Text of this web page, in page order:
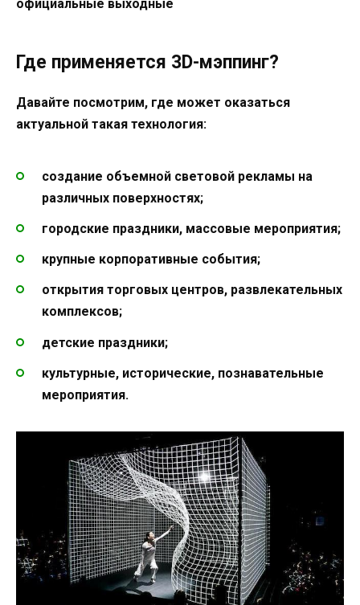
официальные выходные
Где применяется 3D-мэппинг?
Давайте посмотрим, где может оказаться
актуальной такая технология:
создание объемной световой рекламы на
различных поверхностях;
городские праздники, массовые мероприятия;
крупные корпоративные события;
открытия торговых центров, развлекательных
комплексов;
детские праздники;
культурные, исторические, познавательные
мероприятия.